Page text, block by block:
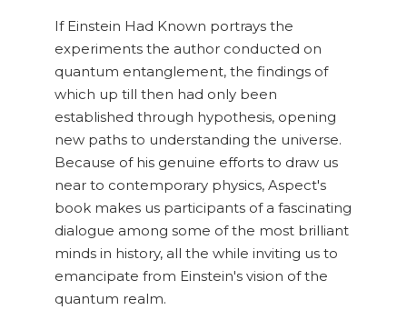
If Einstein Had Known portrays the
experiments the author conducted on
quantum entanglement, the findings of
which up till then had only been
established through hypothesis, opening
new paths to understanding the universe.
Because of his genuine efforts to draw us
near to contemporary physics, Aspect's
book makes us participants of a fascinating
dialogue among some of the most brilliant
minds in history, all the while inviting us to
emancipate from Einstein's vision of the
quantum realm.